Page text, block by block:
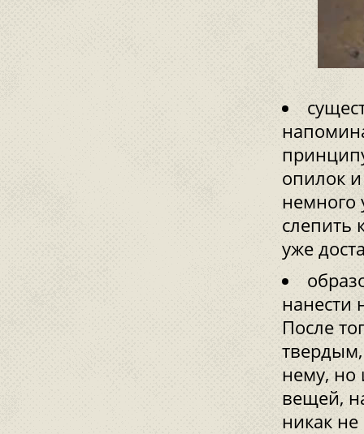
опилок
немного
слепить
уже
нанести
После
нему, но
вещей,
никак